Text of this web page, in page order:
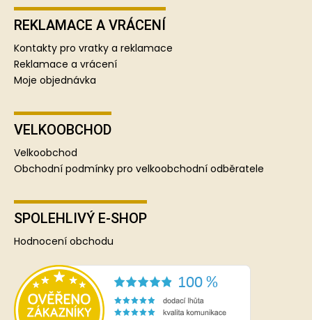
REKLAMACE A VRÁCENÍ
Kontakty pro vratky a reklamace
Reklamace a vrácení
Moje objednávka
VELKOOBCHOD
Velkoobchod
Obchodní podmínky pro velkoobchodní odběratele
SPOLEHLIVÝ E-SHOP
Hodnocení obchodu